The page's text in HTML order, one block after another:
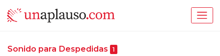
Sonido para Despedidas 1